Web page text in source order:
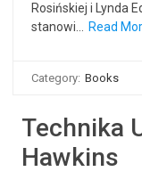
Rosińskiej i Lynda
stanowi…
Read
Category: Books
Technika
Hawkins